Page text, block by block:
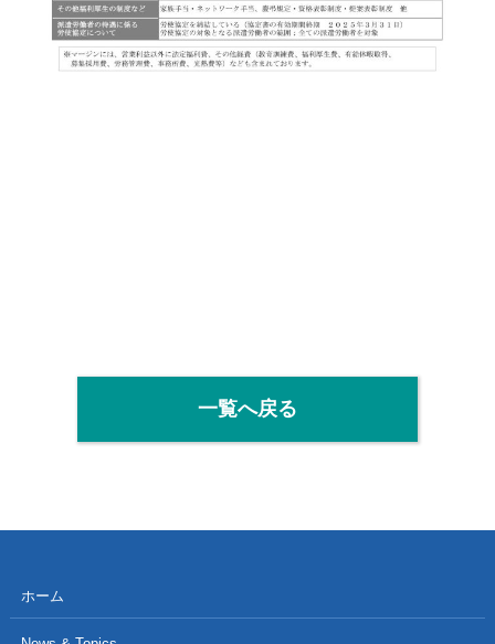
一覧へ戻る
ホーム